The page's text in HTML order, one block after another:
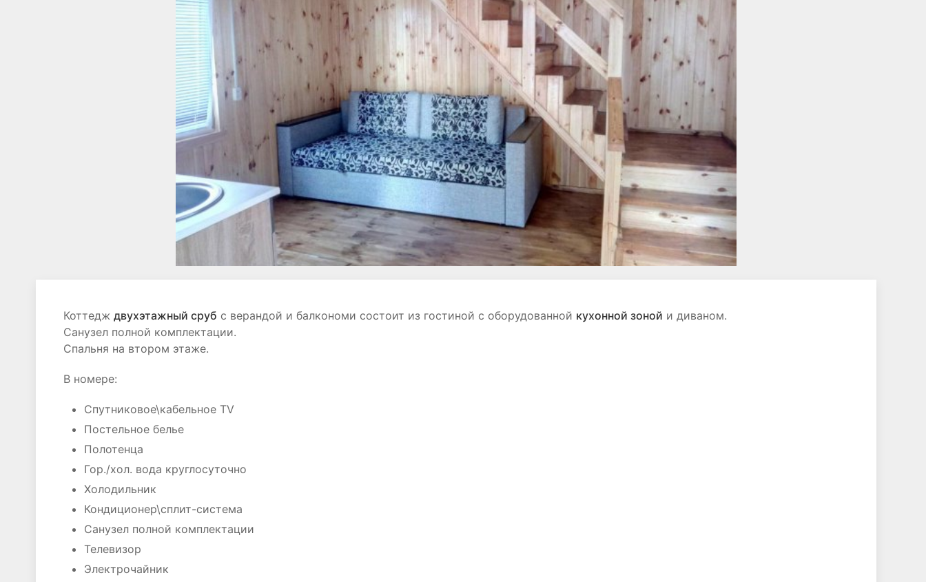
Коттедж двухэтажный сруб с верандой и балкономи состоит из гостиной с оборудованной кухонной зоной и диваном.
Санузел полной комплектации.
Спальня на втором этаже.
В номере:
Спутниковое\кабельное TV
Постельное белье
Полотенца
Гор./хол. вода круглосуточно
Холодильник
Кондиционер\сплит-система
Санузел полной комплектации
Телевизор
Электрочайник